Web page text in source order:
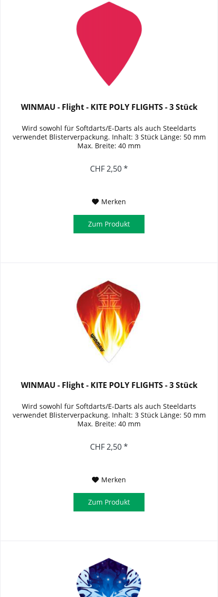
WINMAU - Flight - KITE POLY FLIGHTS - 3 Stück
Wird sowohl für Softdarts/E-Darts als auch Steeldarts
verwendet Blisterverpackung. Inhalt: 3 Stück Länge: 50 mm
Max. Breite: 40 mm
CHF 2,50 *
Merken
Zum Produkt
WINMAU - Flight - KITE POLY FLIGHTS - 3 Stück
Wird sowohl für Softdarts/E-Darts als auch Steeldarts
verwendet Blisterverpackung. Inhalt: 3 Stück Länge: 50 mm
Max. Breite: 40 mm
CHF 2,50 *
Merken
Zum Produkt